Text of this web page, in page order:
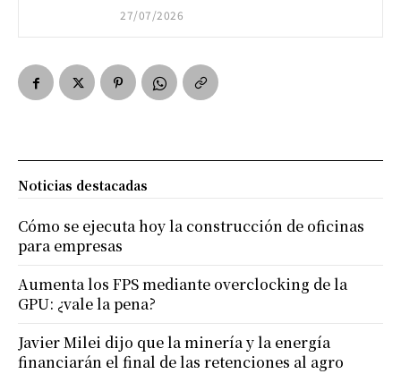
27/07/2026
Noticias destacadas
Cómo se ejecuta hoy la construcción de oficinas
para empresas
Aumenta los FPS mediante overclocking de la
GPU: ¿vale la pena?
Javier Milei dijo que la minería y la energía
financiarán el final de las retenciones al agro